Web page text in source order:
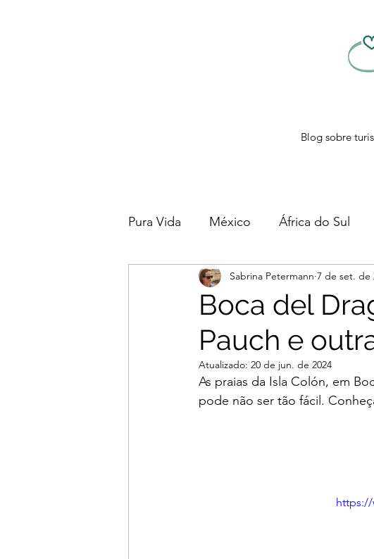
Blog sobre
Pura Vida México África do Sul
Grécia Albânia
Boca del
Pauch e
Sabrina Petermann 7 de set. de
Atualizado: 20 de jun. de 2024
As praias da Isla Colón, em
pode não ser tão fácil.
https://